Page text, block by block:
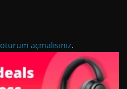
oturum açmalısınız.